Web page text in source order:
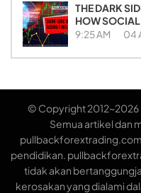
THE DARK
HOW SOCIAL
9:25 AM 04
© Copyright 2012~2026
Semua artikel dan
pendidikan.
tidak akan
kerosakan yang dialami